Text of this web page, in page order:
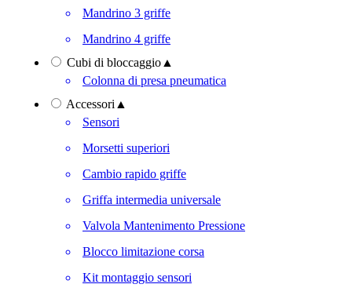
Mandrino 3 griffe
Mandrino 4 griffe
Cubi di bloccaggio ▲
Colonna di presa pneumatica
Accessori ▲
Sensori
Morsetti superiori
Cambio rapido griffe
Griffa intermedia universale
Valvola Mantenimento Pressione
Blocco limitazione corsa
Kit montaggio sensori